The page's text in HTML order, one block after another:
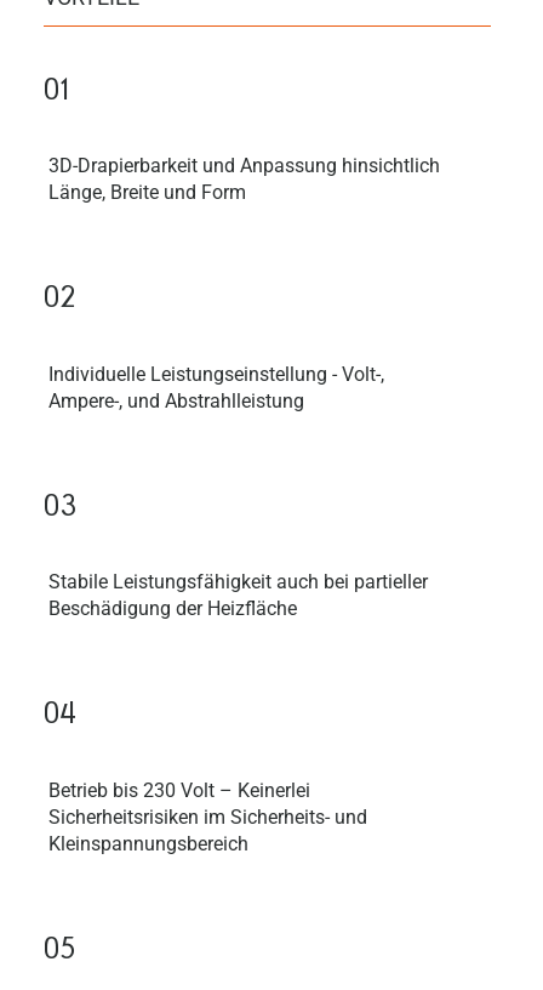
3D-Drapierbarkeit und Anpassung hinsichtlich
Länge, Breite und Form
01
Individuelle Leistungseinstellung - Volt-,
Ampere-, und Abstrahlleistung
02
Stabile Leistungsfähigkeit auch bei partieller
Beschädigung der Heizfläche
03
Betrieb bis 230 Volt – Keinerlei
Sicherheitsrisiken im Sicherheits- und
Kleinspannungsbereich
04
05